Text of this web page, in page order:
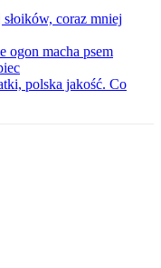
coraz mniej
ogon macha psem
polska jakość. Co